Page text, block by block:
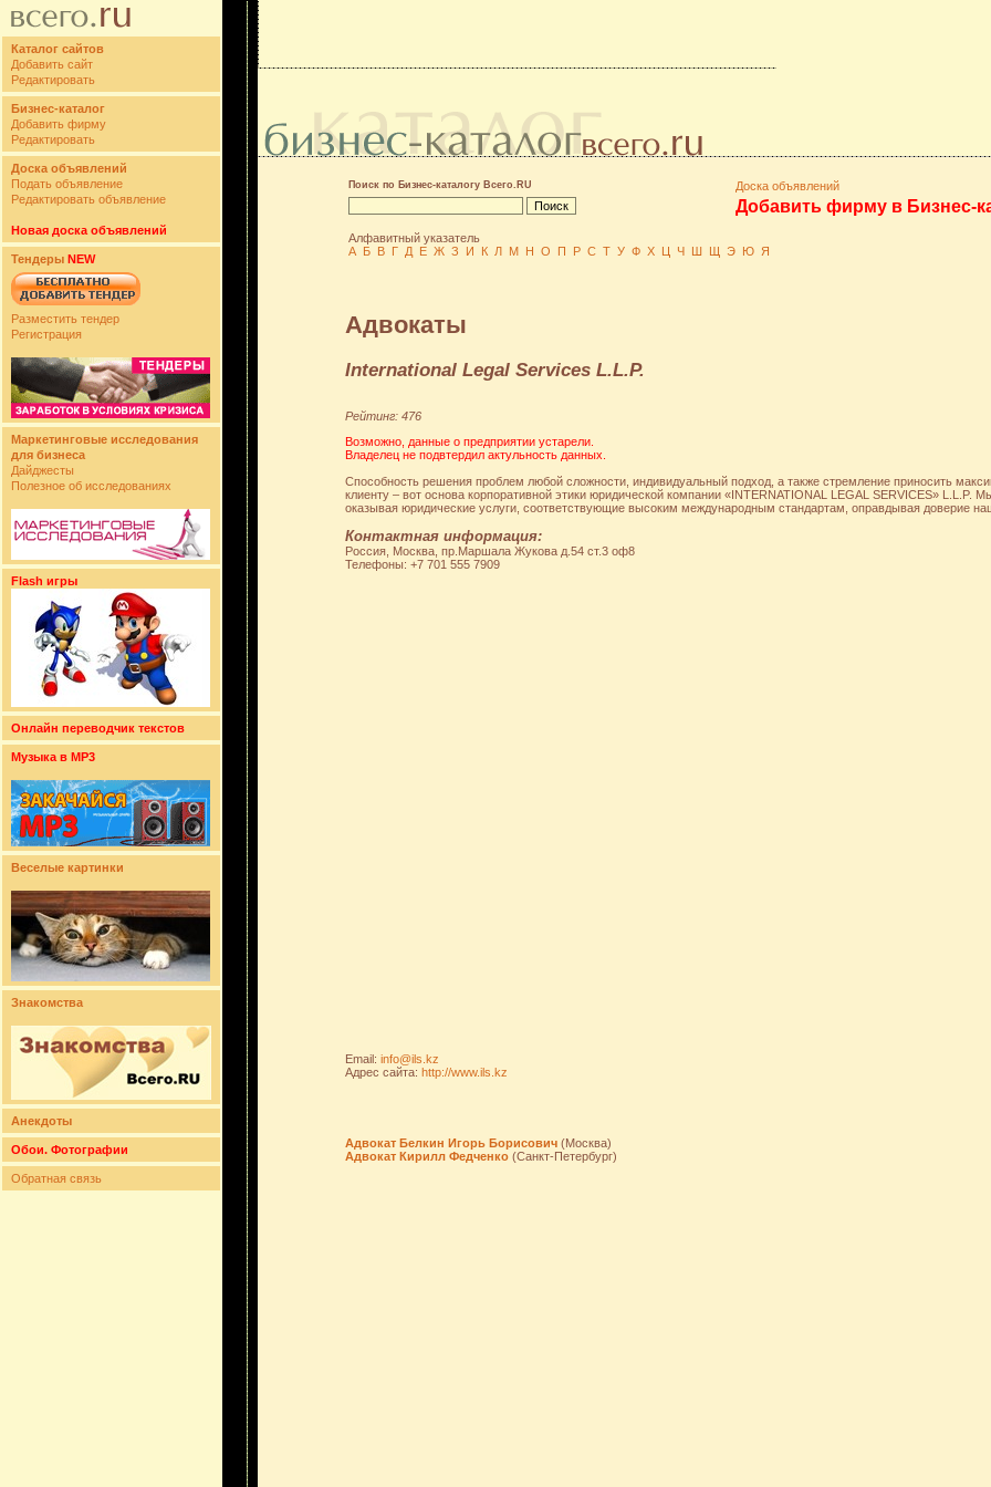
Каталог сайтов
Добавить сайт
Редактировать
Бизнес-каталог
Добавить фирму
Редактировать
Доска объявлений
Подать объявление
Редактировать объявление
Новая доска объявлений
Тендеры NEW
Разместить тендер
Регистрация
Маркетинговые исследования
для бизнеса
Дайджесты
Полезное об исследованиях
Flash игры
Онлайн переводчик текстов
Музыка в MP3
Веселые картинки
Знакомства
Анекдоты
Обои. Фотографии
Обратная связь
Поиск по Бизнес-каталогу Всего.RU Доска объявлений
Добавить фирму в Бизнес-
Алфавитный указатель
А Б В Г Д Е Ж З И К Л М Н О П Р С Т У Ф Х Ц Ч Ш Щ Э Ю Я
Адвокаты
International Legal Services L.L.P.
Рейтинг: 476
Возможно, данные о предприятии устарели.
Владелец не подвтердил актульность данных.
Способность решения проблем любой сложности, индивидуальный подход, а также стремление приносить
клиенту – вот основа корпоративной этики юридической компании «INTERNATIONAL LEGAL SERVICES» L.L.P.
оказывая юридические услуги, соответствующие высоким международным стандартам, оправдывая доверие
Контактная информация:
Россия, Москва, пр.Маршала Жукова д.54 ст.3 оф8
Телефоны: +7 701 555 7909
Email: info@ils.kz
Адрес сайта: http://www.ils.kz
Адвокат Белкин Игорь Борисович (Москва)
Адвокат Кирилл Федченко (Санкт-Петербург)